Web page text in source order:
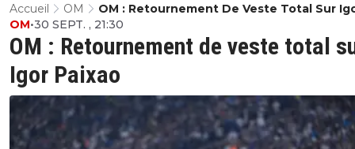
Accueil OM
OM : Retournement De Veste Total Sur
Paixao
OM : Retournement de veste total
Igor Paixao
OM•30 SEPT. , 21:30